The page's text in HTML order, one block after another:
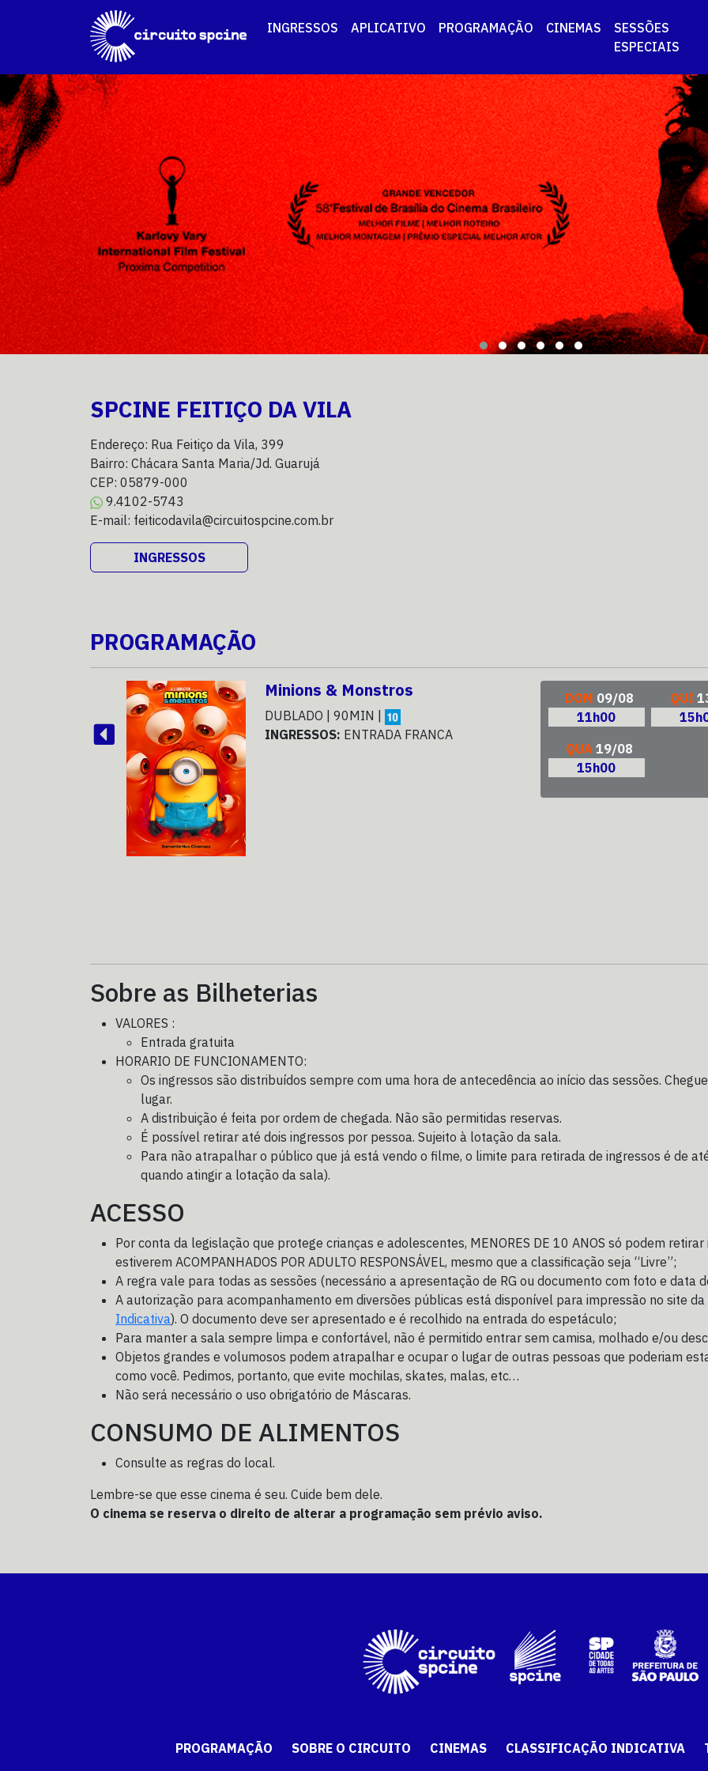
INGRESSOS APLICATIVO PROGRAMAÇÃO CINEMAS
SESSÕES
ESPECIAIS
SPCINE FEITIÇO DA VILA
Endereço: Rua Feitiço da Vila, 399
Bairro: Chácara Santa Maria/Jd. Guarujá
CEP: 05879-000
9.4102-5743
E-mail: feiticodavila@circuitospcine.com.br
INGRESSOS
PROGRAMAÇÃO
Minions & Monstros
DUBLADO | 90MIN |
INGRESSOS: ENTRADA FRANCA
DOM 09/08
11h00
QUI
QUA 19/08
15h00
Sobre as Bilheterias
VALORES :
Entrada gratuita
HORARIO DE FUNCIONAMENTO:
Os ingressos são distribuídos sempre com uma hora de antecedência ao início das sessões.
lugar.
A distribuição é feita por ordem de chegada. Não são permitidas reservas.
É possível retirar até dois ingressos por pessoa. Sujeito à lotação da sala.
Para não atrapalhar o público que já está vendo o filme, o limite para retirada de ingressos é de
quando atingir a lotação da sala).
ACESSO
Por conta da legislação que protege crianças e adolescentes, MENORES DE 10 ANOS só podem
estiverem ACOMPANHADOS POR ADULTO RESPONSÁVEL, mesmo que a classificação seja “Livre”;
A regra vale para todas as sessões (necessário a apresentação de RG ou documento com foto e data
A autorização para acompanhamento em diversões públicas está disponível para impressão no site
Indicativa). O documento deve ser apresentado e é recolhido na entrada do espetáculo;
Para manter a sala sempre limpa e confortável, não é permitido entrar sem camisa, molhado e/ou
Objetos grandes e volumosos podem atrapalhar e ocupar o lugar de outras pessoas que poderiam
como você. Pedimos, portanto, que evite mochilas, skates, malas, etc…
Não será necessário o uso obrigatório de Máscaras.
CONSUMO DE ALIMENTOS
Consulte as regras do local.
Lembre-se que esse cinema é seu. Cuide bem dele.
O cinema se reserva o direito de alterar a programação sem prévio aviso.
PROGRAMAÇÃO SOBRE O CIRCUITO CINEMAS CLASSIFICAÇÃO INDICATIVA